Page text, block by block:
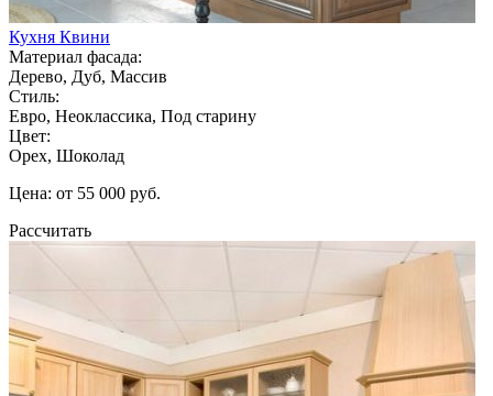
Кухня Квини
Материал фасада:
Дерево, Дуб, Массив
Стиль:
Евро, Неоклассика, Под старину
Цвет:
Орех, Шоколад
Цена: от 55 000 руб.
Рассчитать